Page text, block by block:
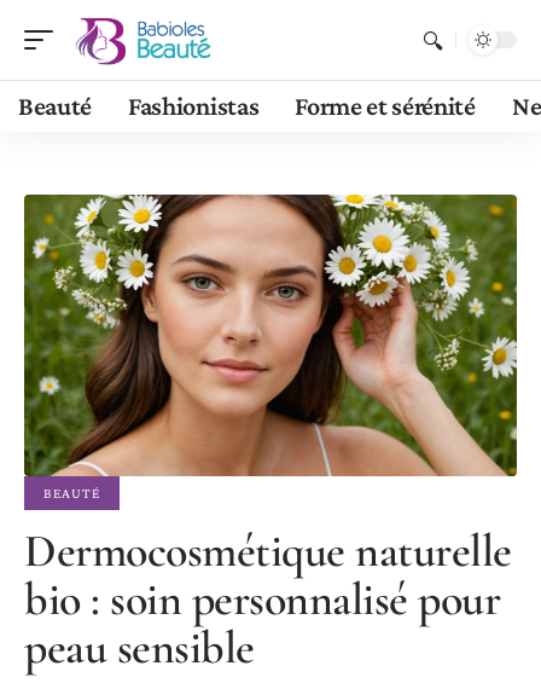
Beauté Fashionistas Forme et sérénité
BEAUTÉ
Dermocosmétique naturelle
bio : soin personnalisé pour
peau sensible